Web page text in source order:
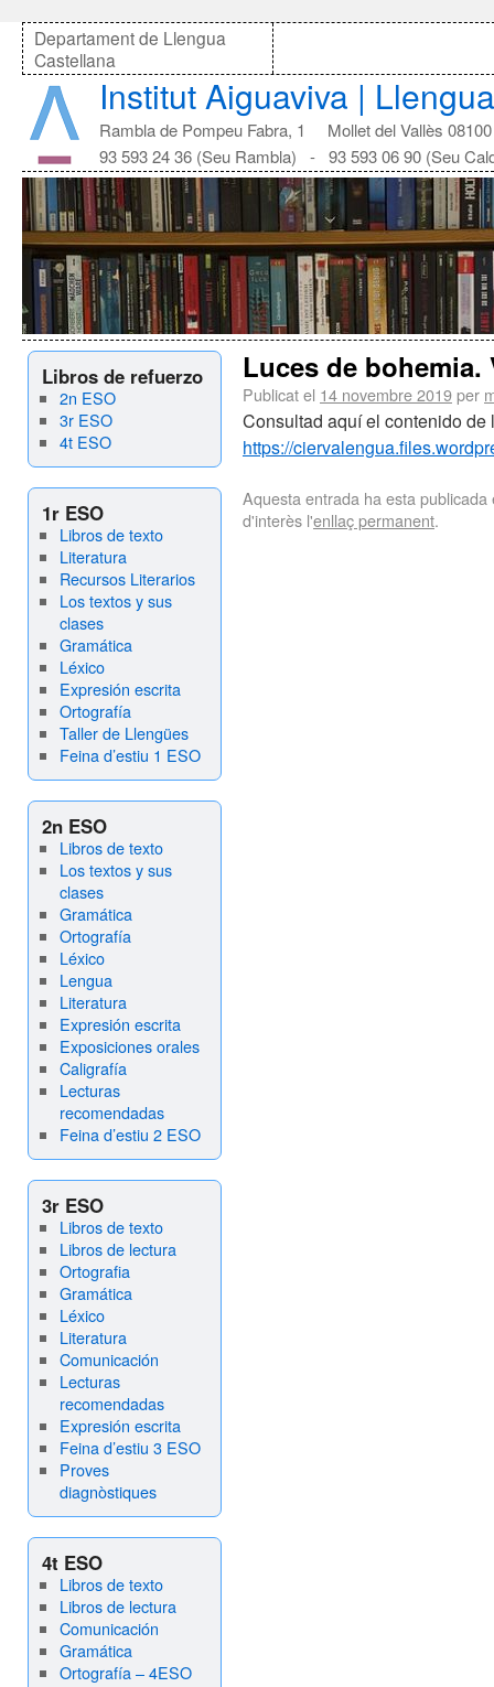
Departament de Llengua
Castellana
Institut Aiguaviva |
Rambla de Pompeu Fabra, 1 Mollet del Vallès 08100
93 593 24 36 (Seu Rambla) - 93 593 06 90 (Seu
Libros de refuerzo
2n ESO
3r ESO
4t ESO
1r ESO
Libros de texto
Literatura
Recursos Literarios
Los textos y sus
clases
Gramática
Léxico
Expresión escrita
Ortografía
Taller de Llengües
Feina d’estiu 1 ESO
2n ESO
Libros de texto
Los textos y sus
clases
Gramática
Ortografía
Léxico
Lengua
Literatura
Expresión escrita
Exposiciones orales
Caligrafía
Lecturas
recomendadas
Feina d’estiu 2 ESO
3r ESO
Libros de texto
Libros de lectura
Ortografia
Gramática
Léxico
Literatura
Comunicación
Lecturas
recomendadas
Expresión escrita
Feina d’estiu 3 ESO
Proves
diagnòstiques
4t ESO
Libros de texto
Libros de lectura
Comunicación
Gramática
Ortografía – 4ESO
Luces de bohemia.
Publicat el 14 novembre 2019per
Consultad aquí el contenido de
https://
Aquesta entrada ha esta
d'interès l'enllaç permanent.